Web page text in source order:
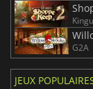
G2A
JEUX